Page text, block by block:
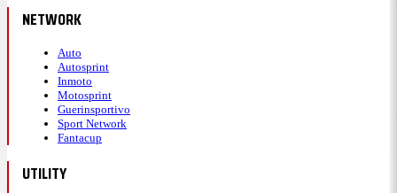
NETWORK
Auto
Autosprint
Inmoto
Motosprint
Guerinsportivo
Sport Network
Fantacup
UTILITY